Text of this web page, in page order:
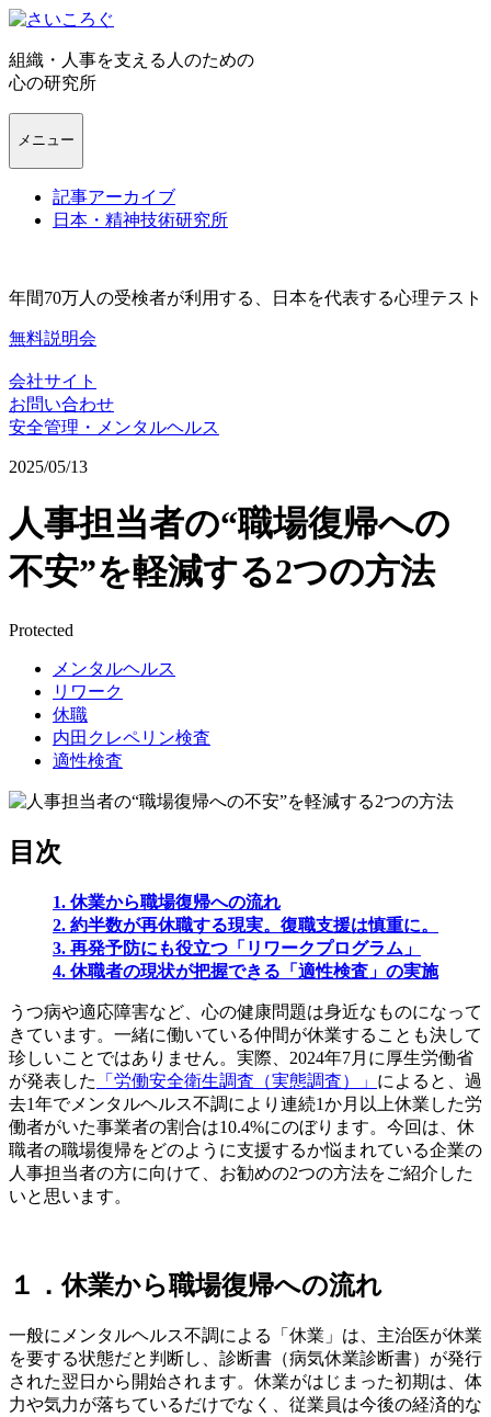
組織・人事を支える人のための
心の研究所
メニュー
記事アーカイブ
日本・精神技術研究所
年間70万人の受検者が利用する、日本を代表する心理テスト
無料説明会
会社サイト
お問い合わせ
安全管理・メンタルヘルス
2025/05/13
人事担当者の“職場復帰への
不安”を軽減する2つの方法
Protected
メンタルヘルス
リワーク
休職
内田クレペリン検査
適性検査
目次
1. 休業から職場復帰への流れ
2. 約半数が再休職する現実。復職支援は慎重に。
3. 再発予防にも役立つ「リワークプログラム」
4. 休職者の現状が把握できる「適性検査」の実施
うつ病や適応障害など、心の健康問題は身近なものになって
きています。一緒に働いている仲間が休業することも決して
珍しいことではありません。実際、2024年7月に厚生労働省
が発表した
「労働安全衛生調査（実態調査）」 によると、過
去1年でメンタルヘルス不調により連続1か月以上休業した労
働者がいた事業者の割合は10.4%にのぼります。今回は、休
職者の職場復帰をどのように支援するか悩まれている企業の
人事担当者の方に向けて、お勧めの2つの方法をご紹介した
いと思います。
１．休業から職場復帰への流れ
一般にメンタルヘルス不調による「休業」は、主治医が休業
を要する状態だと判断し、診断書（病気休業診断書）が発行
された翌日から開始されます。休業がはじまった初期は、体
力や気力が落ちているだけでなく、従業員は今後の経済的な